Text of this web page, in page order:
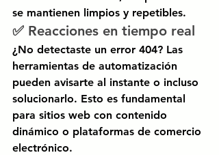
se mantienen limpios y repetibles.
✅ Reacciones en tiempo real
¿No detectaste un error 404? Las
herramientas de automatización
pueden avisarte al instante o incluso
solucionarlo. Esto es fundamental
para sitios web con contenido
dinámico o plataformas de comercio
electrónico.